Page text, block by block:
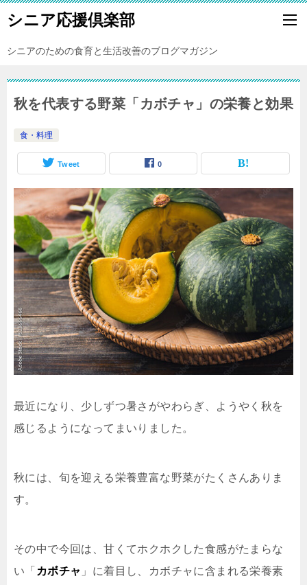
シニア応援倶楽部
シニアのための食育と生活改善のブログマガジン
秋を代表する野菜「カボチャ」の栄養と効果
食・料理
Tweet 0
最近になり、少しずつ暑さがやわらぎ、ようやく秋を
感じるようになってまいりました。
秋には、旬を迎える栄養豊富な野菜がたくさんありま
す。
その中で今回は、甘くてホクホクした食感がたまらな
い「 カボチャ 」に着目し、カボチャに含まれる栄養素